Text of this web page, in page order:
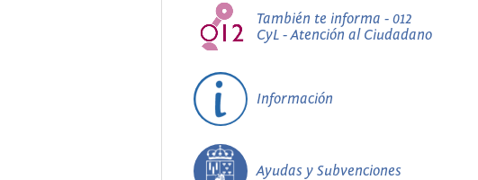
También te informa - 012
CyL - Atención al Ciudadano
Información
Ayudas y Subvenciones